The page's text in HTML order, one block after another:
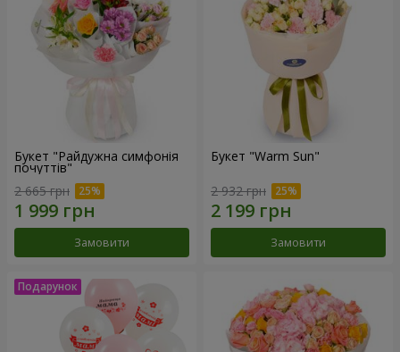
Букет "Райдужна симфонія
почуттів"
2 665 грн
Замовити
Букет "Warm Sun"
2 932 грн
Замовити